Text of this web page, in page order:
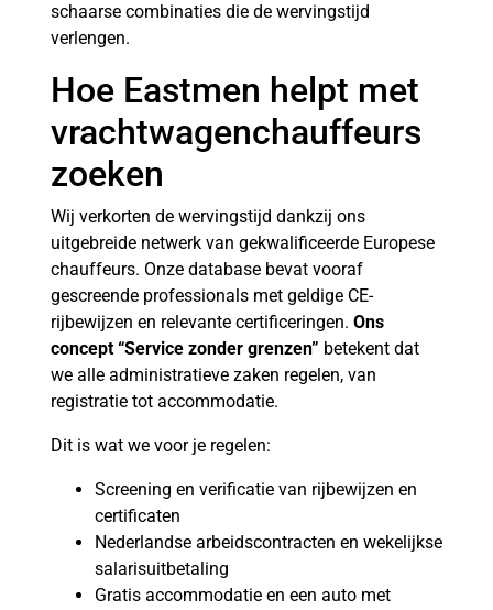
schaarse combinaties die de wervingstijd
verlengen.
Hoe Eastmen helpt met
vrachtwagenchauffeurs
zoeken
Wij verkorten de wervingstijd dankzij ons
uitgebreide netwerk van gekwalificeerde Europese
chauffeurs. Onze database bevat vooraf
gescreende professionals met geldige CE-
rijbewijzen en relevante certificeringen. Ons
concept “Service zonder grenzen” betekent dat
we alle administratieve zaken regelen, van
registratie tot accommodatie.
Dit is wat we voor je regelen:
Screening en verificatie van rijbewijzen en
certificaten
Nederlandse arbeidscontracten en wekelijkse
salarisuitbetaling
Gratis accommodatie en een auto met